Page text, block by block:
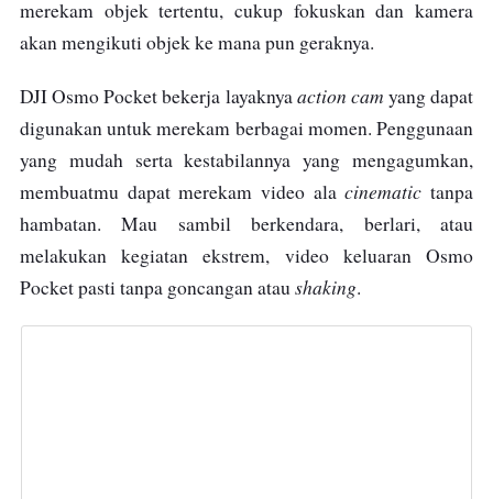
merekam objek tertentu, cukup fokuskan dan kamera
akan mengikuti objek ke mana pun geraknya.
DJI Osmo Pocket bekerja layaknyaaction cam yang dapat
digunakan untuk merekam berbagai momen. Penggunaan
yang mudah serta kestabilannya yang mengagumkan,
membuatmu dapat merekam video alacinematic tanpa
hambatan. Mau sambil berkendara, berlari, atau
melakukan kegiatan ekstrem, video keluaran Osmo
Pocket pasti tanpa goncangan ataushaking.